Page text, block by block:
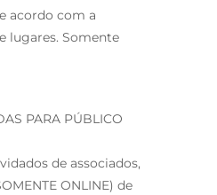
acordo com a
lugares. Somente
PARA PÚBLICO
de associados,
ONLINE) de